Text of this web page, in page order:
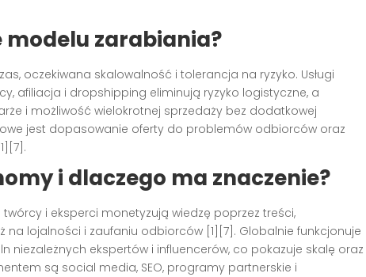
modelu zarabiania?
oczekiwana skalowalność i tolerancja na ryzyko. Usługi
afiliacja i dropshipping eliminują ryzyko logistyczne, a
i możliwość wielokrotnej sprzedaży bez dodatkowej
jest dopasowanie oferty do problemów odbiorców oraz
i dlaczego ma znaczenie?
i eksperci monetyzują wiedzę poprzez treści,
na lojalności i zaufaniu odbiorców [1][7]. Globalnie funkcjonuje
niezależnych ekspertów i influencerów, co pokazuje skalę oraz
są social media, SEO, programy partnerskie i